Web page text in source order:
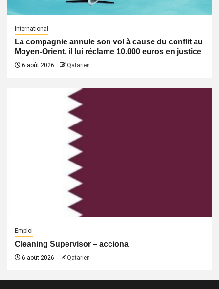
International
La compagnie annule son vol à cause du conflit au
Moyen-Orient, il lui réclame 10.000 euros en justice
6 août 2026 Qatarien
Emploi
Cleaning Supervisor – acciona
6 août 2026 Qatarien